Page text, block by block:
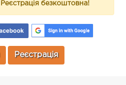
Реєстрація безкоштовна!
Реєстрація